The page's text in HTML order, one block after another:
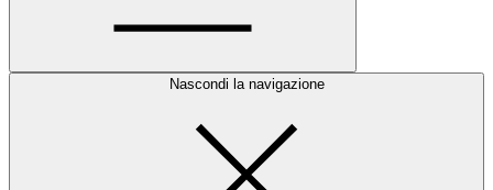
Nascondi la navigazione